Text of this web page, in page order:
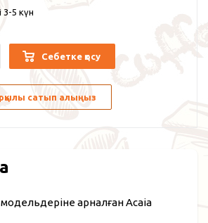
3-5 күн
Себетке қосу
сатып алыңыз
арналған Acaia